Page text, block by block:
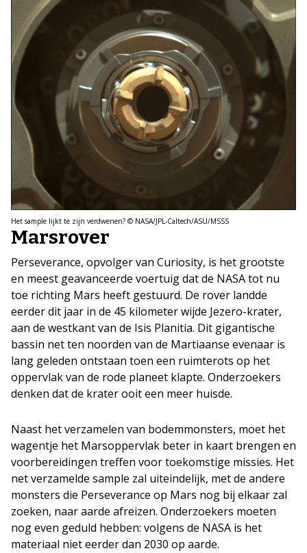
Het sample lijkt te zijn verdwenen? © NASA/JPL-Caltech/ASU/MSSS
Marsrover
Perseverance, opvolger van Curiosity, is het grootste
en meest geavanceerde voertuig dat de NASA tot nu
toe richting Mars heeft gestuurd. De rover landde
eerder dit jaar in de 45 kilometer wijde Jezero-krater,
aan de westkant van de Isis Planitia. Dit gigantische
bassin net ten noorden van de Martiaanse evenaar is
lang geleden ontstaan toen een ruimterots op het
oppervlak van de rode planeet klapte. Onderzoekers
denken dat de krater ooit een meer huisde.
Naast het verzamelen van bodemmonsters, moet het
wagentje het Marsoppervlak beter in kaart brengen en
voorbereidingen treffen voor toekomstige missies. Het
net verzamelde sample zal uiteindelijk, met de andere
monsters die Perseverance op Mars nog bij elkaar zal
zoeken, naar aarde afreizen. Onderzoekers moeten
nog even geduld hebben: volgens de NASA is het
materiaal niet eerder dan 2030 op aarde.